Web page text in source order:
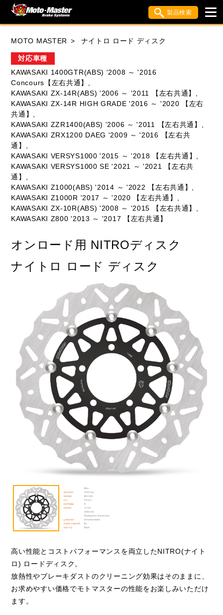
製品検索
HONDA YAMAHA SUZUKI
KAWASAKI
DUCATI HUSQVANA KTM
MOTO GUZZI TRIUMPH
閉じる
MOTO MASTER ナイトロ ロード ディスク
対応車種
KAWASAKI 1400GTR(ABS) '2008 ～ '2016
Concours【左右共通】,
KAWASAKI ZX-14R(ABS) '2006 ～ '2011 【左右共通】,
KAWASAKI ZX-14R HIGH GRADE '2016 ～ '2020 【左右
共通】,
KAWASAKI ZZR1400(ABS) '2006 ～ '2011 【左右共通】,
KAWASAKI ZRX1200 DAEG '2009 ～ '2016 【左右共
通】,
KAWASAKI VERSYS1000 '2015 ～ '2018 【左右共通】,
KAWASAKI VERSYS1000 SE '2021 ～ '2021 【左右共
通】,
KAWASAKI Z1000(ABS) '2014 ～ '2022 【左右共通】,
KAWASAKI Z1000R '2017 ～ '2020 【左右共通】,
KAWASAKI ZX-10R(ABS) '2008 ～ '2015 【左右共通】,
KAWASAKI Z800 '2013 ～ '2017 【左右共通】
オンロード用 NITROディスク
ナイトロ ロード ディスク
高い性能とコストパフォーマンスを両立したNITRO(ナイト
ロ) ロードディスク。
放熱性やブレーキダストのクリーニング効果はそのままに、
お求めやすい価格でモトマスターの性能をお楽しみいただけ
ます。